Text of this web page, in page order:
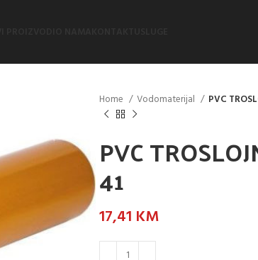
Home Vodomaterijal PVC
PVC
41
17,41 KM